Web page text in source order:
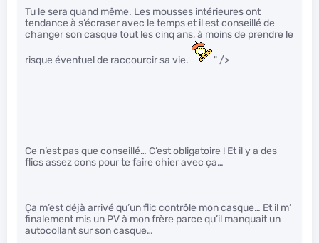
Tu le sera quand même. Les mousses intérieures ont
tendance à s’écraser avec le temps et il est conseillé de
changer son casque tout les cinq ans, à moins de prendre le
risque éventuel de raccourcir sa vie. " />
Ce n’est pas que conseillé… C’est obligatoire ! Et il y a des
flics assez cons pour te faire chier avec ça…
Ça m’est déjà arrivé qu’un flic contrôle mon casque… Et il m’
finalement mis un PV à mon frère parce qu’il manquait un
autocollant sur son casque…